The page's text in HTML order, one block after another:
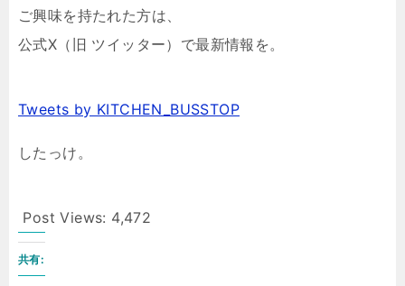
ご興味を持たれた方は、
公式X（旧 ツイッター）で最新情報を。
Tweets by KITCHEN_BUSSTOP
したっけ。
Post Views: 4,472
共有: